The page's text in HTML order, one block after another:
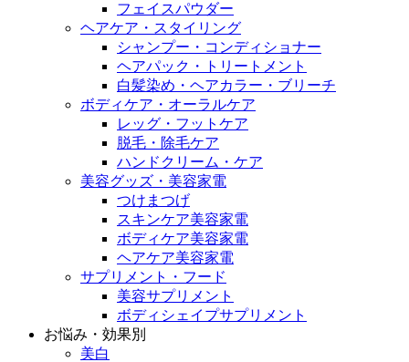
フェイスパウダー
ヘアケア・スタイリング
シャンプー・コンディショナー
ヘアパック・トリートメント
白髪染め・ヘアカラー・ブリーチ
ボディケア・オーラルケア
レッグ・フットケア
脱毛・除毛ケア
ハンドクリーム・ケア
美容グッズ・美容家電
つけまつげ
スキンケア美容家電
ボディケア美容家電
ヘアケア美容家電
サプリメント・フード
美容サプリメント
ボディシェイプサプリメント
お悩み・効果別
美白